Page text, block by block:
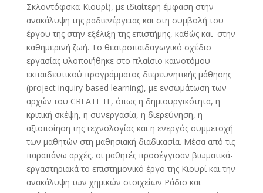
Σκλοντόφσκα-Κιουρί), με ιδιαίτερη έμφαση στην
ανακάλυψη της ραδιενέργειας και στη συμβολή του
έργου της στην εξέλιξη της επιστήμης, καθώς και στην
καθημερινή ζωή. Το θεατροπαιδαγωγικό σχέδιο
εργασίας υλοποιήθηκε στο πλαίσιο καινοτόμου
εκπαιδευτικού προγράμματος διερευνητικής μάθησης
(project inquiry-based learning), με ενσωμάτωση των
αρχών του CREATE IT, όπως η δημιουργικότητα, η
κριτική σκέψη, η συνεργασία, η διερεύνηση, η
αξιοποίηση της τεχνολογίας και η ενεργός συμμετοχή
των μαθητών στη μαθησιακή διαδικασία. Μέσα από τις
παραπάνω αρχές, οι μαθητές προσέγγισαν βιωματικά-
εργαστηριακά το επιστημονικό έργο της Κιουρί και την
ανακάλυψη των χημικών στοιχείων Ράδιο και